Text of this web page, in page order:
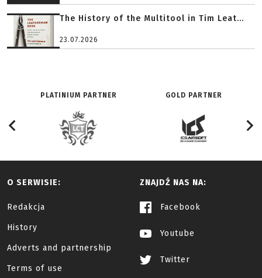
The History of the Multitool in Tim Leat...
23.07.2026
PLATINIUM PARTNER GOLD PARTNER
O SERWISIE:
Redakcja
History
Adverts and partnership
Terms of use
ZNAJDŹ NAS NA:
Facebook
Youtube
Twitter